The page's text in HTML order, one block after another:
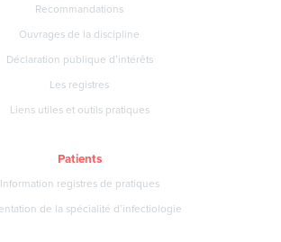
Recommandations
Ouvrages de la discipline
Déclaration publique d’intérêts
Les registres
Liens utiles et outils pratiques
Patients
Information registres de pratiques
de la spécialité d’infectiologie